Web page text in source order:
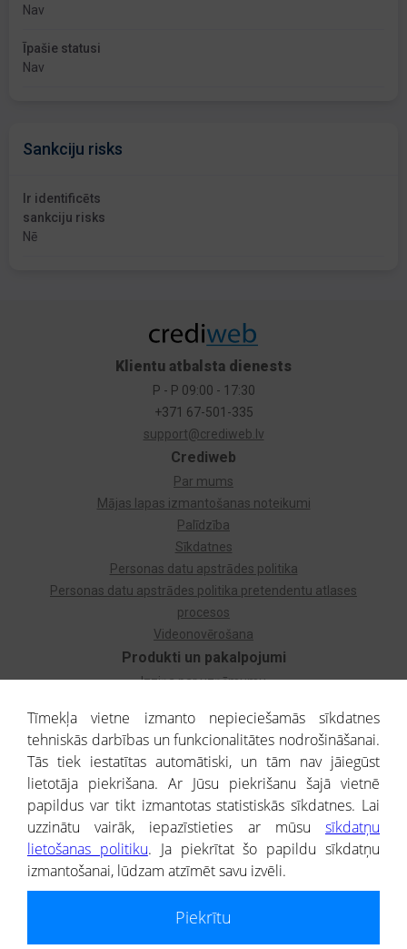
Nav
Īpašie statusi
Nav
Sankciju risks
Ir identificēts
sankciju risks
Nē
Produkti un pakalpojumi
Izziņa par uzņēmumu
Dzimtas koks
Uzņēmumu atlase
Monitorings
Kredītizziņa par ārvalstu uzņēmumiem
Crediweb
Par mums
Mājas lapas izmantošanas noteikumi
Palīdzība
Sīkdatnes
Personas datu apstrādes politika
Personas datu apstrādes politika pretendentu atlases
procesos
Videonovērošana
Klientu atbalsta dienests
P - P 09:00 - 17:30
+371 67-501-335
support@crediweb.lv
® CREDITREFORM Latvija
SIA
Portāla ietvaros saņemtajai informācijai ir uzziņas raksturs, un tai nav
Tīmekļa vietne izmanto nepieciešamās sīkdatnes
tehniskās darbības un funkcionalitātes nodrošināšanai.
Tās tiek iestatītas automātiski, un tām nav jāiegūst
lietotāja piekrišana. Ar Jūsu piekrišanu šajā vietnē
papildus var tikt izmantotas statistiskās sīkdatnes. Lai
uzzinātu vairāk, iepazīstieties ar mūsu sīkdatņu
lietošanas politiku. Ja piekrītat šo papildu sīkdatņu
izmantošanai, lūdzam atzīmēt savu izvēli.
Piekrītu